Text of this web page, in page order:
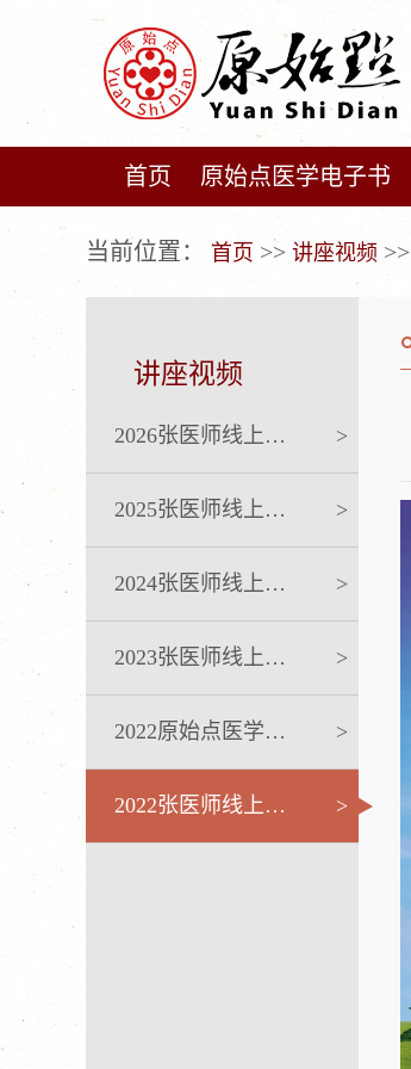
首页 原始点医学电子书
当前位置： 首页 >> 讲座视频 >>
讲座视频
2026张医师线上课程 >
2025张医师线上课程 >
2024张医师线上课程 >
2023张医师线上课程 >
2022原始点医学完整版讲座 >
2022张医师线上课程系列 >